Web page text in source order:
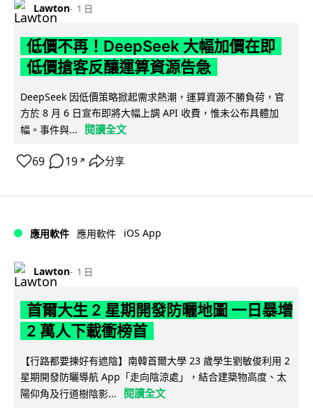
Lawton 1 日
低價不再！DeepSeek 大幅加價在即
低價搶客反釀運算資源告急
DeepSeek 因低價策略掀起需求熱潮，運算資源不勝負荷，官
方於 8 月 6 日宣布即將大幅上調 API 收費，惟未公布具體加
幅。事件與...
閱讀全文
69 19 ↗ 分享
應用軟件 應用軟件 iOS App
Lawton 1 日
首爾大生 2 星期開發防曬地圖 一日暴增
2 萬人下載衝榜首
【行路都要揀好有遮陰】南韓首爾大學 23 歲學生劉敏俊利用 2
星期開發防曬導航 App「走向陰涼處」，結合建築物高度、太
陽仰角及行道樹陰影...
閱讀全文